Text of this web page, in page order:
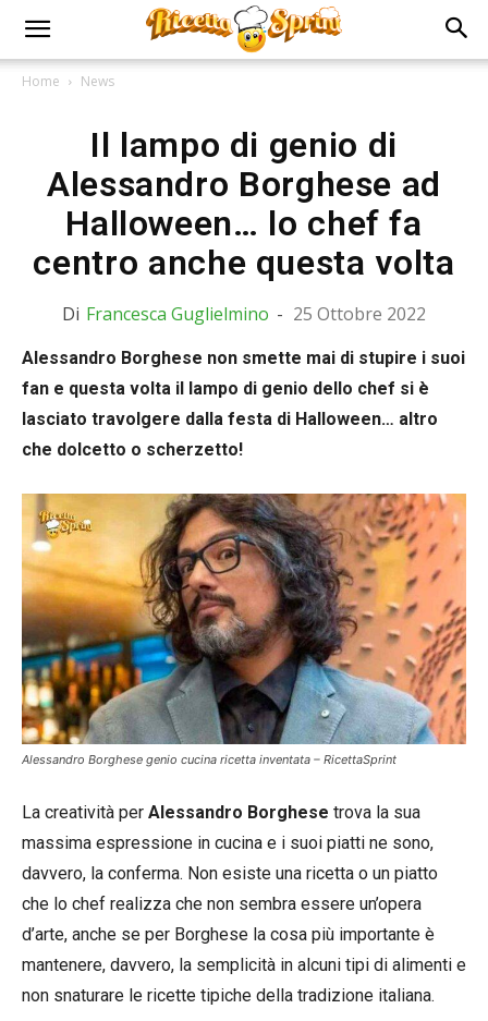
Home News
Il lampo di genio di
Alessandro Borghese ad
Halloween… lo chef fa
centro anche questa volta
Di Francesca Guglielmino - 25 Ottobre 2022
Alessandro Borghese non smette mai di stupire i suoi
fan e questa volta il lampo di genio dello chef si è
lasciato travolgere dalla festa di Halloween… altro
che dolcetto o scherzetto!
Alessandro Borghese genio cucina ricetta inventata – RicettaSprint
La creatività per Alessandro Borghese trova la sua
massima espressione in cucina e i suoi piatti ne sono,
davvero, la conferma. Non esiste una ricetta o un piatto
che lo chef realizza che non sembra essere un’opera
d’arte, anche se per Borghese la cosa più importante è
mantenere, davvero, la semplicità in alcuni tipi di alimenti e
non snaturare le ricette tipiche della tradizione italiana.